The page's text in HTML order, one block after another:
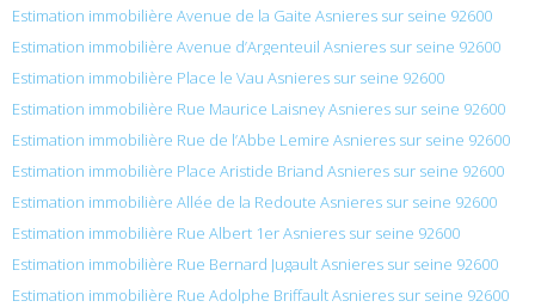
Estimation immobilière Avenue de la Gaite Asnieres sur seine 92600
Estimation immobilière Avenue d’Argenteuil Asnieres sur seine 92600
Estimation immobilière Place le Vau Asnieres sur seine 92600
Estimation immobilière Rue Maurice Laisney Asnieres sur seine 92600
Estimation immobilière Rue de l’Abbe Lemire Asnieres sur seine 92600
Estimation immobilière Place Aristide Briand Asnieres sur seine 92600
Estimation immobilière Allée de la Redoute Asnieres sur seine 92600
Estimation immobilière Rue Albert 1er Asnieres sur seine 92600
Estimation immobilière Rue Bernard Jugault Asnieres sur seine 92600
Estimation immobilière Rue Adolphe Briffault Asnieres sur seine 92600